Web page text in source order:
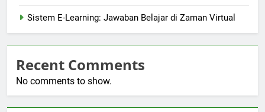
Sistem E-Learning: Jawaban Belajar di Zaman Virtual
Recent Comments
No comments to show.